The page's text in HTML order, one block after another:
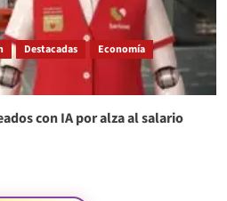
Destacadas
Economía
con IA por alza al salario